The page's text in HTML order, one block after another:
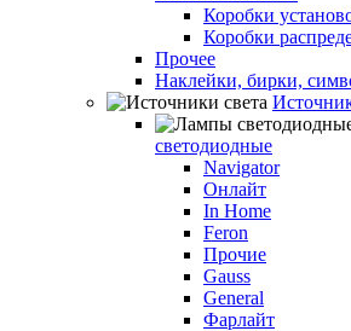
Коробки
Коробки
Прочее
Наклейки, бирки,
светодиодные
Navigator
Онлайт
In Home
Feron
Прочие
Gauss
General
Фарлайт